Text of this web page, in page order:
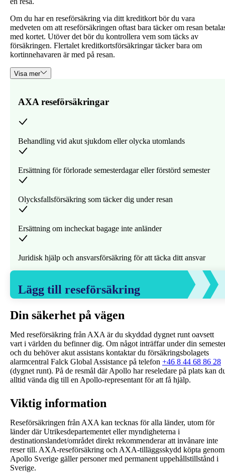
Om du har en reseförsäkring via ditt kreditkort bör du vara
medveten om att reseförsäkringen oftast bara täcker om resan
med kortet. Utöver det bör du kontrollera vem som täcks av
försäkringen. Flertalet kreditkortsförsäkringar täcker bara om
kortinnehavaren är med på resan.
Visa mer
AXA reseförsäkringar
Behandling vid akut sjukdom eller olycka utomlands
Ersättning för förlorade semesterdagar eller förstörd semester
Olycksfallsförsäkring som täcker dig under resan
Ersättning om incheckat bagage inte anländer
Juridisk hjälp och ansvarsförsäkring för att täcka ditt ansvar
Lägg till reseförsäkring
Din säkerhet på vägen
Med reseförsäkring från AXA är du skyddad dygnet runt oavsett
vart i världen du befinner dig. Om något inträffar under din
och du behöver akut assistans kontaktar du försäkringsbolagets
alarmcentral Falck Global Assistance på telefon +46 8 44 68 86 28
(dygnet runt). På de resmål där Apollo har reseledare på plats kan
alltid vända dig till en Apollo-representant för att få hjälp.
Viktig information
Reseförsäkringen från AXA kan tecknas för alla länder, utom för
länder där Utrikesdepartementet eller myndigheterna i
destinationslandet/området direkt rekommenderar att invånare inte
reser till. AXA-reseförsäkring och AXA-tilläggsskydd köpta genom
Apollo Sverige gäller personer med permanent uppehållstillstånd i
Sverige.